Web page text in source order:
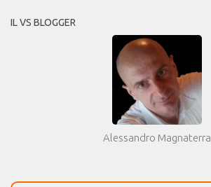
IL VS BLOGGER
Alessandro Magnaterra